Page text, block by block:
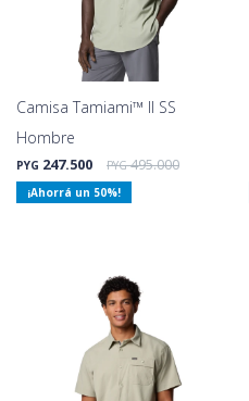
Camisa Tamiami™ II SS
Hombre
PYG 247.500 PYG 495.000
50